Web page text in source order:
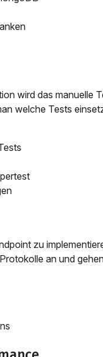
wird das manuelle
welche Tests
zu
an und